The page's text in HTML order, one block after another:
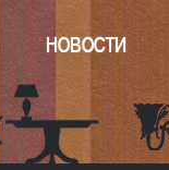
НОВОСТИ
нам